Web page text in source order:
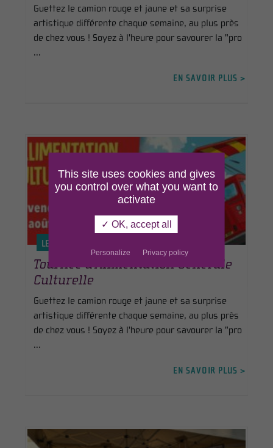
Guettez le camion rouge et jaune et sa surprise
artistique différente chaque semaine, au plus près
de chez vous ! Soyez à l'heure pour savourer la "pro
...
EN SAVOIR PLUS >
LE 20 AOÛT 2026
Tournée d’Alimentation Générale
Culturelle
Guettez le camion rouge et jaune et sa surprise
artistique différente chaque semaine, au plus près
de chez vous ! Soyez à l'heure pour savourer la "pro
...
EN SAVOIR PLUS >
This site uses cookies and gives
you control over what you want to
activate
✓ OK, accept all
Personalize Privacy policy